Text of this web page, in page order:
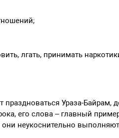
лгать, принимать
праздноваться Ураза-
его слова – главный
неукоснительно